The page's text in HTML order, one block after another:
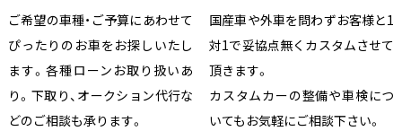
ご希望の車種・ご予算にあわせて
ぴったりのお車をお探しいたし
ます。各種ローンお取り扱いあ
り。下取り、オークション代行な
どのご相談も承ります。
国産車や外車を問わずお客様と1
対1で妥協点無くカスタムさせて
頂きます。
カスタムカーの整備や車検につ
いてもお気軽にご相談下さい。